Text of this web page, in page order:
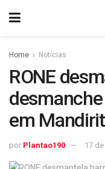
Home Notícias
RONE
em
por Plantao190 17